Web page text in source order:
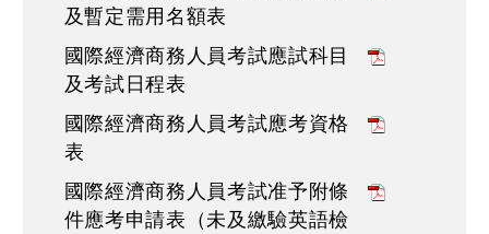
及暫定需用名額表
國際經濟商務人員考試應試科目
及考試日程表
國際經濟商務人員考試應考資格
表
國際經濟商務人員考試准予附條
件應考申請表（未及繳驗英語檢